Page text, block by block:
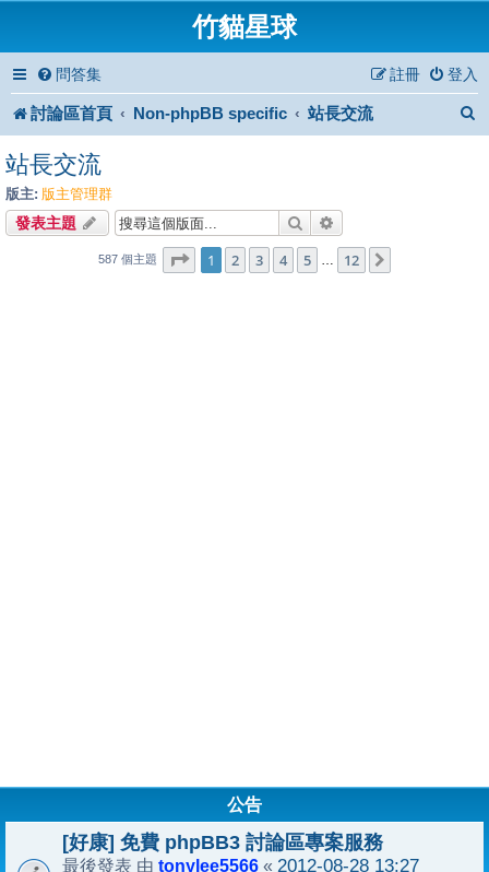
竹貓星球
問答集 登入
註冊
討論區首頁 Non-phpBB specific 站長交流
站長交流
版主: 版主管理群
發表主題 搜尋
587 個主題 第1 頁 (共 12頁)
1 2 3 4 5 … 12
公告
[好康] 免費 phpBB3 討論區專案服務
最後發表 由 tonylee5566 « 2012-08-28 13:27